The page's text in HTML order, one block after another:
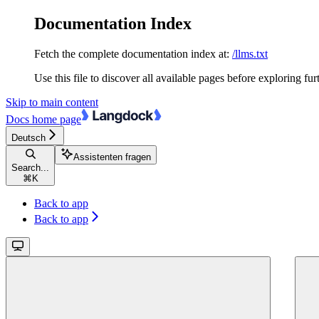
Documentation Index
Fetch the complete documentation index at: /llms.txt
Use this file to discover all available pages before exploring
Skip to main content
Docs home page
Deutsch
Search...
⌘ K
Assistenten fragen
Back to app
Back to app